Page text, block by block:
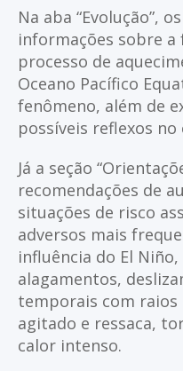
Na aba “Evolução”,
informações sobre a
processo de
Oceano Pacífico
fenômeno, além de
possíveis reflexos
Já a seção
recomendações de
situações de risco
adversos mais
influência do El
alagamentos,
temporais com
agitado e ressaca,
calor intenso.